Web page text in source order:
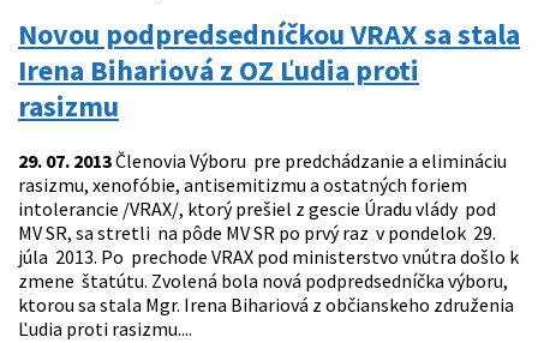
Novou podpredsedníčkou VRAX sa stala
Irena Bihariová z OZ Ľudia proti
rasizmu
29. 07. 2013Členovia Výboru pre predchádzanie a elimináciu
rasizmu, xenofóbie, antisemitizmu a ostatných foriem
intolerancie /VRAX/, ktorý prešiel z gescie Úradu vlády pod
MV SR, sa stretli na pôde MV SR po prvý raz v pondelok 29.
júla 2013. Po prechode VRAX pod ministerstvo vnútra došlo k
zmene štatútu. Zvolená bola nová podpredsedníčka výboru,
ktorou sa stala Mgr. Irena Bihariová z občianskeho združenia
Ľudia proti rasizmu....